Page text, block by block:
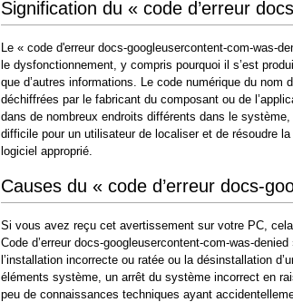
Signification du « code d’erreur
Le « code d'erreur docs-googleusercontent-com-was-
le dysfonctionnement, y compris pourquoi il s’est
que d’autres informations. Le code numérique du
déchiffrées par le fabricant du composant ou de
dans de nombreux endroits différents dans le
difficile pour un utilisateur de localiser et de résoudre
logiciel approprié.
Causes du « code d’erreur docs-
Si vous avez reçu cet avertissement sur votre PC,
Code d’erreur docs-googleusercontent-com-was-
l’installation incorrecte ou ratée ou la désinstallation
éléments système, un arrêt du système incorrect en
peu de connaissances techniques ayant